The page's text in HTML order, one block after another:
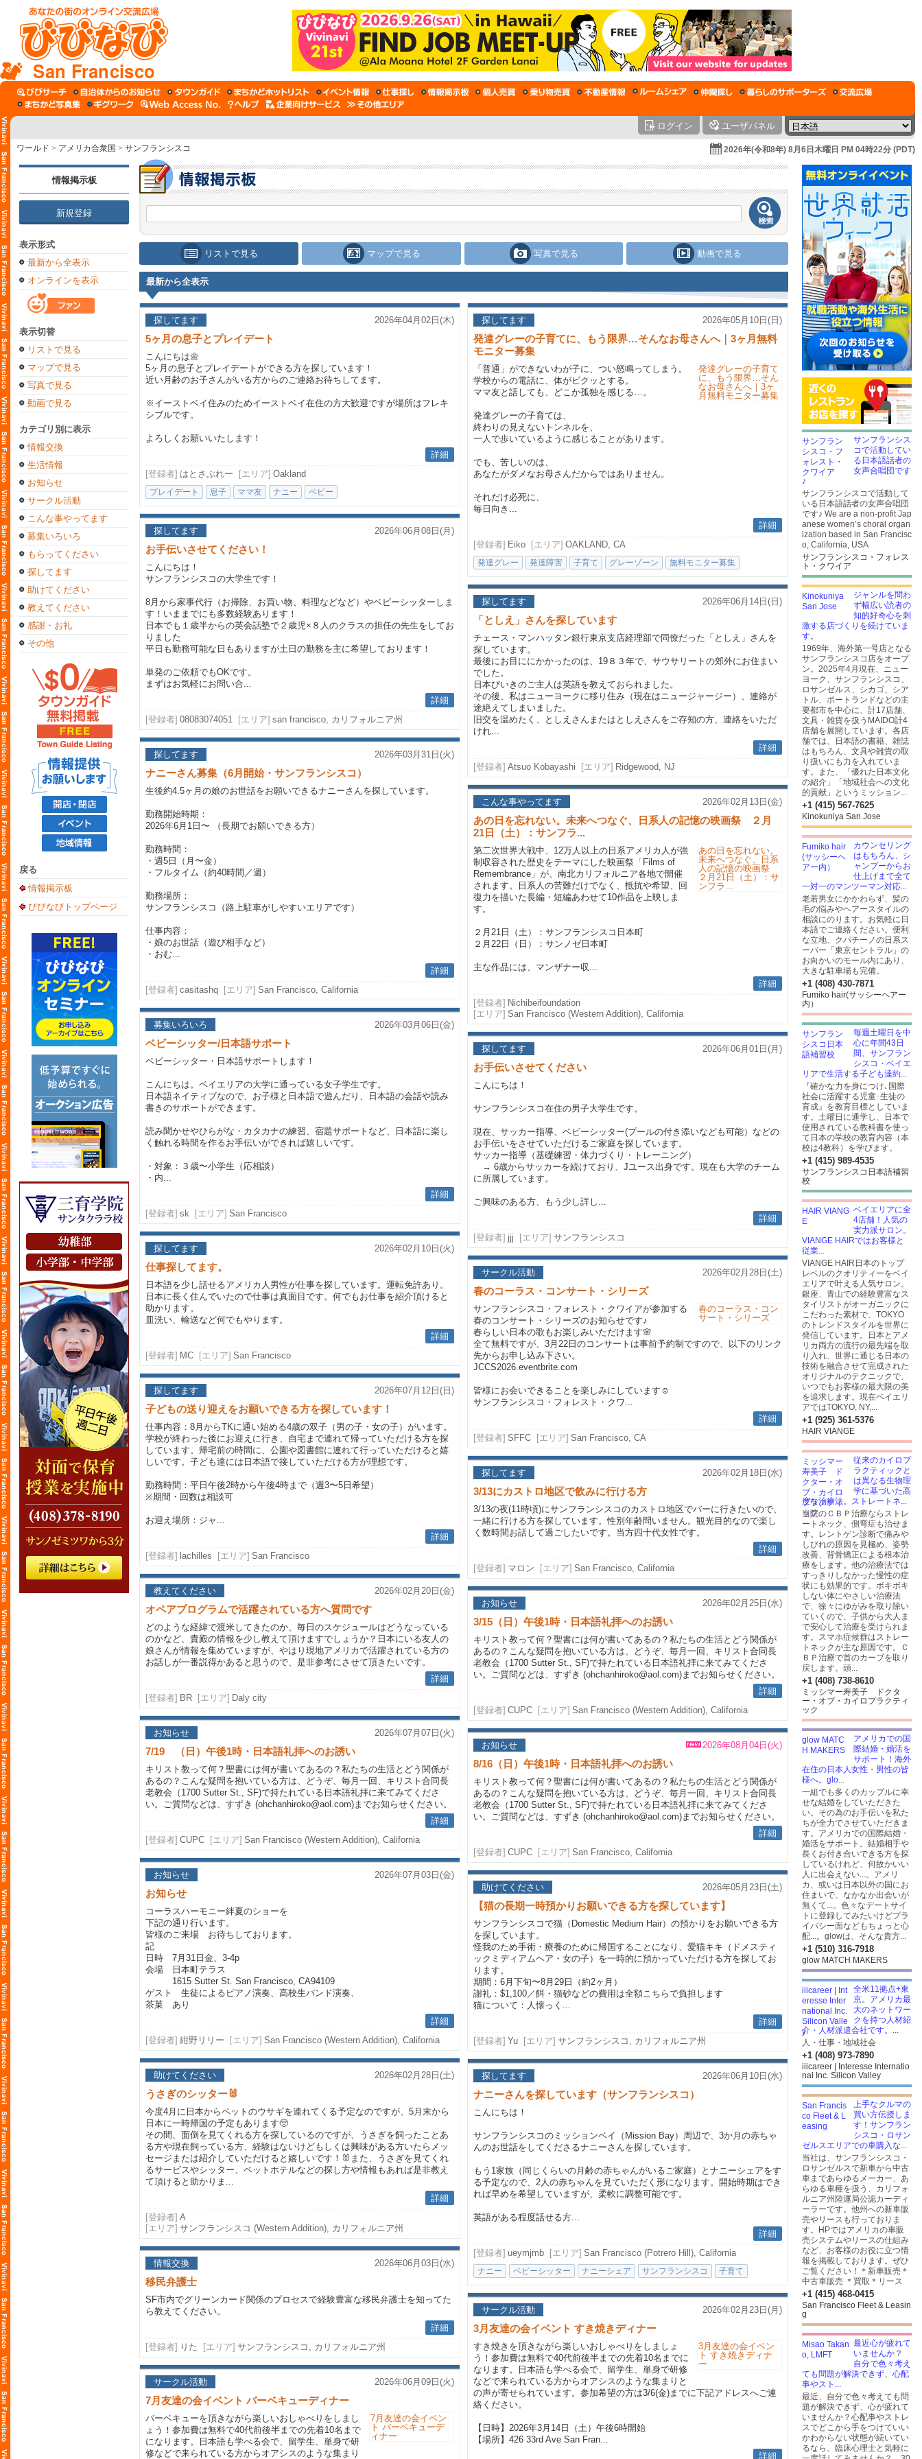
San Francisco
ログイン ユーザパネル
ワールド > アメリカ合衆国 > サンフランシスコ 2026年(令和8年) 8月6日木曜日 PM 04時22分 (PDT)
情報掲示板
新規登録
表示形式
最新から全表示
オンラインを表示
表示切替
リストで見る
マップで見る
写真で見る
動画で見る
カテゴリ別に表示
情報交換
生活情報
お知らせ
サークル活動
こんな事やってます
募集いろいろ
もらってください
探してます
助けてください
教えてください
感謝・お礼
その他
戻る
情報掲示板
びびなびトップページ
リストで見る マップで見る 写真で見る 動画で見る
最新から全表示
探してます 2026年04月02日(木)
5ヶ月の息子とプレイデート
こんにちは🌼
5ヶ月の息子とプレイデートができる方を探しています！
近い月齢のお子さんがいる方からのご連絡お待ちしてます。
※イーストベイ住みのためイーストベイ在住の方大歓迎ですが場所はフレキ
シブルです。
よろしくお願いいたします！
詳細
[登録者] はとさぶれー [エリア] Oakland
プレイデート 息子 ママ友 ナニー ベビー
探してます 2026年06月08日(月)
お手伝いさせてください！
こんにちは！
サンフランシスコの大学生です！
8月から家事代行（お掃除、お買い物、料理などなど）やベビーシッターしま
す！いままでにも多数経験あります！
日本でも１歳半からの英会話塾で２歳児×８人のクラスの担任の先生をしてお
りました
平日も勤務可能な日もありますが土日の勤務を主に希望しております！
単発のご依頼でもOKです。
まずはお気軽にお問い合...
詳細
[登録者] 08083074051 [エリア] san francisco, カリフォルニア州
探してます 2026年03月31日(火)
ナニーさん募集（6月開始・サンフランシスコ）
生後約4.5ヶ月の娘のお世話をお願いできるナニーさんを探しています。
勤務開始時期：
2026年6月1日〜 （長期でお願いできる方）
勤務時間：
・週5日（月〜金）
・フルタイム（約40時間／週）
勤務場所：
サンフランシスコ（路上駐車がしやすいエリアです）
仕事内容：
・娘のお世話（遊び相手など）
・おむ...
詳細
[登録者] casitashq [エリア] San Francisco, California
募集いろいろ 2026年03月06日(金)
ベビーシッター/日本語サポート
ベビーシッター・日本語サポートします！
こんにちは。ベイエリアの大学に通っている女子学生です。
日本語ネイティブなので、お子様と日本語で遊んだり、日本語の会話や読み
書きのサポートができます。
読み聞かせやひらがな・カタカナの練習、宿題サポートなど、日本語に楽し
く触れる時間を作るお手伝いができれば嬉しいです。
・対象：３歳〜小学生（応相談）
・内...
詳細
[登録者] sk [エリア] San Francisco
探してます 2026年02月10日(火)
仕事探してます。
日本語を少し話せるアメリカ人男性が仕事を探しています。運転免許あり。
日本に長く住んでいたので仕事は真面目です。何でもお仕事を紹介頂けると
助かります。
皿洗い、輸送など何でもやります。
詳細
[登録者] MC [エリア] San Francisco
探してます 2026年07月12日(日)
子どもの送り迎えをお願いできる方を探しています！
仕事内容：8月からTKに通い始める4歳の双子（男の子・女の子）がいます。
学校が終わった後にお迎えに行き、自宅まで連れて帰っていただける方を探
しています。帰宅前の時間に、公園や図書館に連れて行っていただけると嬉
しいです。子ども達には日本語で接していただける方が理想です。
勤務時間：平日午後2時から午後4時まで（週3〜5日希望）
※期間・回数は相談可
お迎え場所：ジャ...
詳細
[登録者] lachilles [エリア] San Francisco
教えてください 2026年02月20日(金)
オペアプログラムで活躍されている方へ質問です
どのような経緯で渡米してきたのか、毎日のスケジュールはどうなっている
のかなど、貴殿の情報を少し教えて頂けますでしょうか？日本にいる友人の
娘さんが情報を集めていますが、やはり現地アメリカで活躍されている方の
お話しが一番説得かあると思うので、是非参考にさせて頂きたいです。
詳細
[登録者] BR [エリア] Daly city
お知らせ 2026年07月07日(火)
7/19 （日）午後1時・日本語礼拝へのお誘い
キリスト教って何？聖書には何が書いてあるの？私たちの生活とどう関係が
あるの？こんな疑問を抱いている方は、どうぞ、毎月一回、キリスト合同長
老教会（1700 Sutter St., SF)で持たれている日本語礼拝に来てみてくださ
い。ご質問などは、すずき (ohchanhiroko@aol.com)までお知らせください。
詳細
[登録者] CUPC [エリア] San Francisco (Western Addition), California
お知らせ 2026年07月03日(金)
お知らせ
コーラスハーモニー絆夏のショーを
下記の通り行います。
皆様のご来場 お待ちしております。
記
日時 7月31日金、3-4p
会場 日本町テラス
1615 Sutter St. San Francisco, CA94109
ゲスト 生徒によるピアノ演奏、高校生バンド演奏、
茶菓 あり
詳細
[登録者] 紺野リリー [エリア] San Francisco (Western Addition), California
助けてください 2026年02月28日(土)
うさぎのシッター🐰
今度4月に日本からペットのウサギを連れてくる予定なのですが、5月末から
日本に一時帰国の予定もあります🥺
その間、面倒を見てくれる方を探しているのですが、うさぎを飼ったことあ
る方や現在飼っている方、経験はないけどもしくは興味がある方いたらメッ
セージまたは紹介していただけると嬉しいです！🐰また、うさぎを見てくれ
るサービスやシッター、ペットホテルなどの探し方や情報もあれば是非教え
て頂けると助かりま...
詳細
[登録者] A
[エリア] サンフランシスコ (Western Addition), カリフォルニア州
情報交換 2026年06月03日(水)
移民弁護士
SF市内でグリーンカード関係のプロセスで経験豊富な移民弁護士を知ってた
ら教えてください。
詳細
[登録者] りた [エリア] サンフランシスコ, カリフォルニア州
サークル活動 2026年06月09日(火)
7月友達の会イベント バーベキューディナー
バーベキューを頂きながら楽しいおしゃべりをしまし
ょう！参加費は無料で40代前後半までの先着10名まで
になります。日本語も学べる会で、留学生、単身で研
修などで来られている方からオアシスのような集まり
探してます 2026年05月10日(日)
発達グレーの子育てに、もう限界…そんなお母さんへ｜3ヶ月無料
モニター募集
「普通」ができないわが子に、つい怒鳴ってしまう。
学校からの電話に、体がビクッとする。
ママ友と話しても、どこか孤独を感じる…。
発達グレーの子育ては、
終わりの見えないトンネルを、
一人で歩いているように感じることがあります。
でも、苦しいのは、
あなたがダメなお母さんだからではありません。
それだけ必死に、
毎日向き...
詳細
[登録者] Eiko [エリア] OAKLAND, CA
発達グレー 発達障害 子育て グレーゾーン 無料モニター募集
探してます 2026年06月14日(日)
「としえ」さんを探しています
チェース・マンハッタン銀行東京支店経理部で同僚だった「としえ」さんを
探しています。
最後にお目ににかかったのは、19８３年で、サウサリートの郊外にお住まい
でした。
日本びいきのご主人は英語を教えておられました。
その後、私はニューヨークに移り住み（現在はニュージャージー）、連絡が
途絶えてしまいました。
旧交を温めたく、としえさんまたはとしえさんをご存知の方、連絡をいただ
けれ...
詳細
[登録者] Atsuo Kobayashi [エリア] Ridgewood, NJ
こんな事やってます 2026年02月13日(金)
あの日を忘れない。未来へつなぐ、日系人の記憶の映画祭 ２月
21日（土）：サンフラ...
第二次世界大戦中、12万人以上の日系アメリカ人が強
制収容された歴史をテーマにした映画祭「Films of
Remembrance」が、南北カリフォルニア各地で開催
されます。日系人の苦難だけでなく、抵抗や希望、回
復力を描いた長編・短編あわせて10作品を上映しま
す。
２月21日（土）：サンフランシスコ日本町
２月22日（日）：サンノゼ日本町
主な作品には、マンザナー収...
詳細
[登録者] Nichibeifoundation
[エリア] San Francisco (Western Addition), California
探してます 2026年06月01日(月)
お手伝いさせてください
こんにちは！
サンフランシスコ在住の男子大学生です。
現在、サッカー指導、ベビーシッター(プールの付き添いなども可能）などの
お手伝いをさせていただけるご家庭を探しています。
サッカー指導（基礎練習・体力づくり・トレーニング）
→ 6歳からサッカーを続けており、Jユース出身です。現在も大学のチーム
に所属しています。
ご興味のある方、もう少し詳し...
詳細
[登録者] jjj [エリア] サンフランシスコ
サークル活動 2026年02月28日(土)
春のコーラス・コンサート・シリーズ
サンフランシスコ・フォレスト・クワイアが参加する
春のコンサート・シリーズのお知らせです♪
春らしい日本の歌もお楽しみいただけます🌸
全て無料ですが、3月22日のコンサートは事前予約制ですので、以下のリンク
先からお申し込み下さい。
JCCS2026.eventbrite.com
皆様にお会いできることを楽しみにしています☺️
サンフランシスコ・フォレスト・クワ...
詳細
[登録者] SFFC [エリア] San Francisco, CA
探してます 2026年02月18日(水)
3/13にカストロ地区で飲みに行ける方
3/13の夜(11時頃)にサンフランシスコのカストロ地区でバーに行きたいので、
一緒に行ける方を探しています。性別年齢問いません。観光目的なので楽し
く数時間お話して過ごしたいです。当方四十代女性です。
詳細
[登録者] マロン [エリア] San Francisco, California
お知らせ 2026年02月25日(水)
3/15（日）午後1時・日本語礼拝へのお誘い
キリスト教って何？聖書には何が書いてあるの？私たちの生活とどう関係が
あるの？こんな疑問を抱いている方は、どうぞ、毎月一回、キリスト合同長
老教会（1700 Sutter St., SF)で持たれている日本語礼拝に来てみてくださ
い。ご質問などは、すずき (ohchanhiroko@aol.com)までお知らせください。
詳細
[登録者] CUPC [エリア] San Francisco (Western Addition), California
お知らせ 2026年08月04日(火)
8/16（日）午後1時・日本語礼拝へのお誘い
キリスト教って何？聖書には何が書いてあるの？私たちの生活とどう関係が
あるの？こんな疑問を抱いている方は、どうぞ、毎月一回、キリスト合同長
老教会（1700 Sutter St., SF)で持たれている日本語礼拝に来てみてくださ
い。ご質問などは、すずき (ohchanhiroko@aol.com)までお知らせください。
詳細
[登録者] CUPC [エリア] San Francisco, California
助けてください 2026年05月23日(土)
【猫の長期一時預かりお願いできる方を探しています】
サンフランシスコで猫（Domestic Medium Hair）の預かりをお願いできる方
を探しています。
怪我のため手術・療養のために帰国することになり、愛猫キキ（ドメスティ
ックミディアムヘア・女の子）を一時的に預かっていただける方を探してお
ります。
期間：6月下旬〜8月29日（約2ヶ月）
謝礼：$1,100／餌・猫砂などの費用は全額こちらで負担します
猫について：人懐っく...
詳細
[登録者] Yu [エリア] サンフランシスコ, カリフォルニア州
探してます 2026年06月10日(水)
ナニーさんを探しています（サンフランシスコ）
こんにちは！
サンフランシスコのミッションベイ（Mission Bay）周辺で、3か月の赤ちゃ
んのお世話をしてくださるナニーさんを探しています。
もう1家族（同じくらいの月齢の赤ちゃんがいるご家庭）とナニーシェアをす
る予定なので、2人の赤ちゃんを見ていただく形になります。開始時期はでき
れば早めを希望していますが、柔軟に調整可能です。
英語がある程度話せる方...
詳細
[登録者] ueymjmb [エリア] San Francisco (Potrero Hill), California
ナニー ベビーシッター ナニーシェア サンフランシスコ 子育て
サークル活動 2026年02月23日(月)
3月友達の会イベント すき焼きディナー
すき焼きを頂きながら楽しいおしゃべりをしましょ
う！参加費は無料で40代前後半までの先着10名までに
なります。日本語も学べる会で、留学生、単身で研修
などで来られている方からオアシスのような集まりと
の声が寄せられています。参加希望の方は3/6(金)までに下記アドレスへご連
絡ください。
【日時】2026年3月14日（土）午後6時開始
【場所】426 33rd Ave San Fran...
詳細
サンフランシス
コで活動してい
る日本語話者の
女声合唱団です
♪
サンフランシスコで活動して
いる日本語話者の女声合唱団
です♪ We are a non-profit Jap
anese women’s choral organ
ization based in San Francisc
o, California, USA
サンフランシスコ・フォレス
ト・クワイア
ジャンルを問わ
ず幅広い読者の
知的好奇心を刺
激する店づくりを続けていま
す。
1969年、海外第一号店となる
サンフランシスコ店をオープ
ン。2025年4月現在、ニュー
ヨーク、サンフランシスコ、
ロサンゼルス、シカゴ、シア
トル、ポートランドなどの主
要都市を中心に、計17店舗、
文具・雑貨を扱うMAIDO計4
店舗を展開しています。各店
舗では、日本語の書籍、雑誌
はもちろん、文具や雑貨の取
り扱いにも力を入れていま
す。また、「優れた日本文化
の紹介」「地域社会への文化
的貢献」というミッション...
+1 (415) 567-7625
Kinokuniya San Jose
カウンセリング
はもちろん、シ
ャンプーからお
仕上げまで全て
一対一のマンツーマン対応...
老若男女にかかわらず、髪の
毛の悩みやヘアースタイルの
相談にのります。お気軽に日
本語でご連絡ください。便利
な立地、クパチーノの日系ス
ーパー「東京セントラル」の
お向かいのモール内にあり、
大きな駐車場も完備。
+1 (408) 430-7871
Fumiko hair(サッシーヘアー
内）
毎週土曜日を中
心に年間43日
間、サンフラン
シスコ・ベイエ
リアで生活する子ども達約...
『確かな力を身につけ､国際
社会に活躍する児童･生徒の
育成』を教育目標としていま
す。土曜日に通学し、日本で
使用されている教科書を使っ
て日本の学校の教育内容（本
校は4教科）を学びます。
+1 (415) 989-4535
サンフランシスコ日本語補習
校
ベイエリアに全
4店舗！人気の
実力派サロン。
VIANGE HAIRではお客様と
従業...
VIANGE HAIR日本のトップ
レベルのクオリティーをベイ
エリアで叶える人気サロン。
銀座、青山での経験豊富なス
タイリストがオーガニックに
こだわった素材で、TOKYO
のトレンドスタイルを世界に
発信しています。日本とアメ
リカ両方の流行の最先端を取
り入れ、世界に通じる日本の
技術を融合させて完成された
オリジナルのテクニックで、
いつでもお客様の最大限の美
を追求します。現在ベイエリ
アではTOKYO, NY,...
+1 (925) 361-5376
HAIR VIANGE
従来のカイロプ
ラクティックと
は異なる生物理
学に基づいた高
度な治療法。ストレートネ...
当院のＣＢＰ治療ならストレ
ートネック、側弯症も治せま
す。レントゲン診断で痛みや
しびれの原因を見極め、姿勢
改善、背骨矯正による根本治
療をします。他の治療法では
すっきりしなかった慢性の症
状にも効果的です。ボキボキ
しない体にやさしい治療法
で、徐々にゆがみを取り除い
ていくので、子供から大人ま
で安心して治療を受けられま
す。スマホ症候群はストレー
トネックが主な原因です。Ｃ
ＢＰ治療で首のカーブを取り
戻します。頭...
+1 (408) 738-8610
ミッシマー寿美子 ドクタ
ー・オブ・カイロプラクティ
ック
アメリカでの国
際結婚・婚活を
サポート！海外
在住の日本人女性・男性の皆
様へ。glo...
一組でも多くのカップルに幸
せな結婚をしていただきた
い。その為のお手伝いを私た
ちが全力でさせていただきま
す。アメリカでの国際結婚・
婚活をサポート。結婚相手や
長くお付き合いできる方を探
しているけれど、何故かいい
人に出会えない...。アメリ
カ、或いは日本以外の国にお
住まいで、なかなか出会いが
無くて...。色々なデートサイ
トに登録してみたいけどプラ
イバシー面などもちょっと心
配...。glowは、そんな貴方...
+1 (510) 316-7918
glow MATCH MAKERS
全米11拠点+東
京。アメリカ最
大のネットワー
クを持つ人材紹
介・人材派遣会社です。...
人・仕事・地域社会
+1 (408) 973-7890
iiicareer | Interesse Internatio
nal Inc. Silicon Valley
上手なクルマの
買い方伝授しま
す！サンフラン
シスコ・ロサン
ゼルスエリアでの車購入な...
当社は、サンフランシスコ・
ロサンゼルスで新車から中古
車まであらゆるメーカー、あ
らゆる車種を扱う、カリフォ
ルニア州陸運局公認カーディ
ーラーです。他州への新車販
売やリースも行っておりま
す。HPではアメリカの車販
売システムやリースの仕組み
など、お客様のお役に立つ情
報を掲載しております。ぜひ
ご覧ください！＊新車販売＊
中古車販売 ＊買取＊リース
+1 (415) 468-0415
San Francisco Fleet & Leasin
g
最近心が疲れて
いませんか？
自分で色々考え
ても問題が解決できず、心配
事やスト...
最近、自分で色々考えても問
題が解決できず、心が疲れて
いませんか？心配事やストレ
スでどこから手をつけていい
かわからない状態が続いてい
るなら、臨床心理士と気軽に